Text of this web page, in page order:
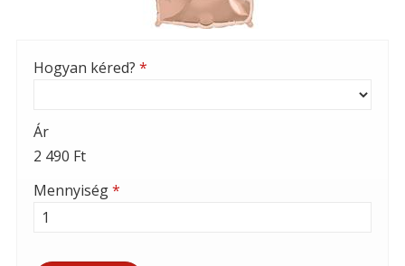
Hogyan kéred? *
Ár
2 490 Ft
Mennyiség*